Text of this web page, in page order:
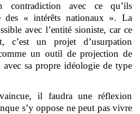
contradiction avec ce qu’ils
des « intérêts nationaux ». La
avec l’entité sioniste, car ce
c’est un projet d’usurpation
un outil de projection de
avec sa propre idéologie de type
il faudra une réflexion
s’y oppose ne peut pas vivre